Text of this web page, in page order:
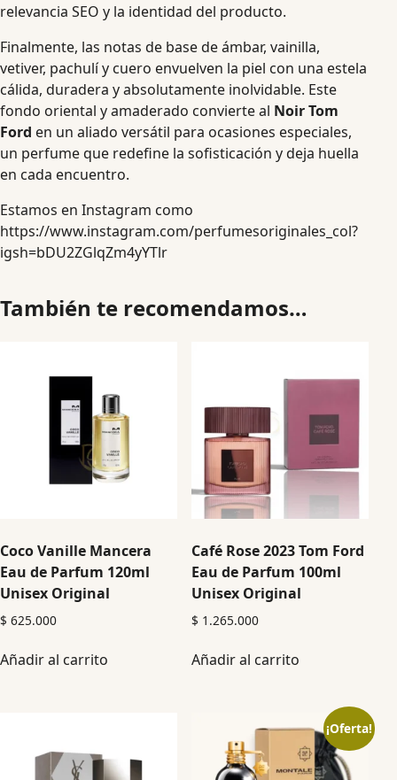
relevancia SEO y la identidad del producto.
Finalmente, las notas de base de ámbar, vainilla,
vetiver, pachulí y cuero envuelven la piel con una estela
cálida, duradera y absolutamente inolvidable. Este
fondo oriental y amaderado convierte al Noir Tom
Ford en un aliado versátil para ocasiones especiales,
un perfume que redefine la sofisticación y deja huella
en cada encuentro.
Estamos en Instagram como
https://www.instagram.com/perfumesoriginales_col?
igsh=bDU2ZGlqZm4yYTlr
También te recomendamos…
Coco Vanille Mancera
Eau de Parfum 120ml
Unisex Original
$ 625.000
Añadir al carrito
Café Rose 2023 Tom Ford
Eau de Parfum 100ml
Unisex Original
$ 1.265.000
Añadir al carrito
¡Oferta!